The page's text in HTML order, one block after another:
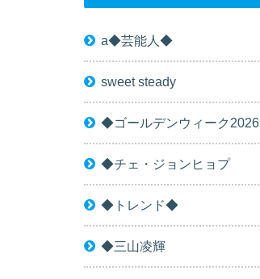
a◆芸能人◆
sweet steady
◆ゴールデンウィーク2026
◆チェ・ジョンヒョプ
◆トレンド◆
◆三山凌輝